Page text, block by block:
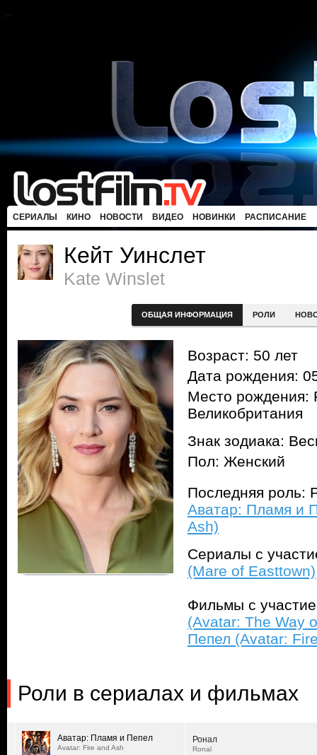
СЕРИАЛЫ КИНО НОВОСТИ ВИДЕО НОВИНКИ РАСПИСАНИЕ
Кейт Уинслет
Kate Winslet
ОБЩАЯ ИНФОРМАЦИЯ РОЛИ
Возраст: 50 лет
Дата рождения:
Место рождения:
Великобритания
Знак зодиака:
Пол: Женский
Последняя роль:
Аватар: Пламя и
Ash)
Сериалы с
(Mare of Easttown)
Фильмы с
(Avatar: The Way
Пепел (Avatar:
Роли в сериалах и фильмах
Аватар: Пламя и Пепел
Avatar: Fire and Ash
Ронал
Ronal